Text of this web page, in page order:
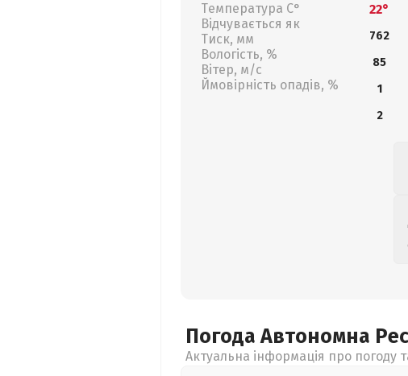
Температура С°
Відчувається як
Тиск, мм
Вологість, %
Вітер, м/с
Ймовірність опадів, %
22°
762
85
1
2
Погода Автономна
Актуальна інформація про погоду